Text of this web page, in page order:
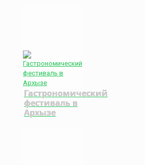
Гастрономический
фестиваль в
Архызе